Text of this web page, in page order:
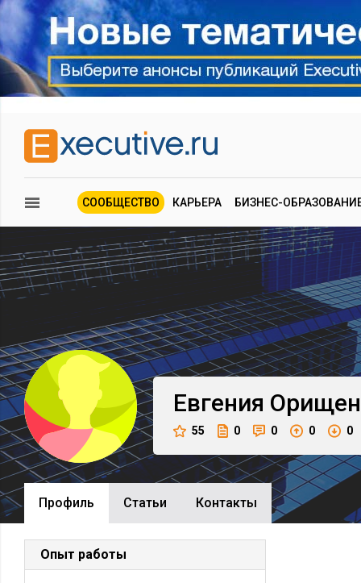
СООБЩЕСТВО КАРЬЕРА БИЗНЕС-
Евгения
55 0 0 0 0
Профиль Cтатьи Контакты
Опыт работы